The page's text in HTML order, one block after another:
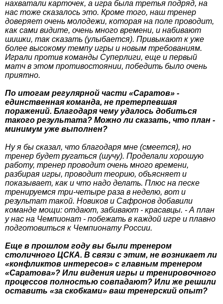
нахватали карточек, а игра была третья подряд, на
нас тоже сказалось это. Кроме того, наш тренер
доверяет очень молодежи, которая на поле проводит,
как сами видите, очень много времени, и набивают
шишки, так сказать (улыбается). Привыкают к уже
более высокому темпу игры и новым требованиям.
Играли против команды Суперлиги, еще и первый
матч в этом противостоянии, победить было очень
приятно.
По итогам регулярной части «Саратов» -
единственная команда, не претерпевшая
поражений. Благодаря чему удалось добиться
такого результата? Можно ли сказать, что план -
минимум уже выполнен?
Ну я бы сказал, что благодаря мне (смеется), но
тренер будет ругаться (шучу). Проделали хорошую
работу, тренер проводит очень много времени,
разбирая игры, проводит теорию, объясняет и
показывает, как и что надо делать. Плюс на песке
тренируемся три-четыре раза в неделю, вот и
результат такой. Новиков и Сафронов добавили
команде мощи: отдают, забивают - красавцы. - А план
у нас на Чемпионат - побежать в каждой игре и плавно
подготовиться к Чемпионату России.
Еще в прошлом году вы были тренером
столичного ЦСКА. В связи с этим, не возникает ли
«конфликтов интересов» с главным тренером
«Саратова»? Или видения игры и тренировочного
процессов полностью совпадают? Или же решили
оставить «за скобками» ваш тренерский опыт?